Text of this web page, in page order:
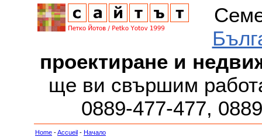
проектиране и
ще ви свършим
0889-477-477,
Home -Accueil - Начало